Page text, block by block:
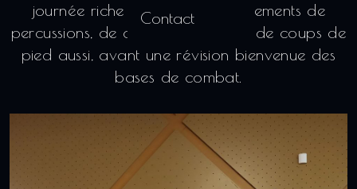
Contact
journée riche à base d'enchaînements de
percussions, de clés et de finitions, de coups de
pied aussi, avant une révision bienvenue des
bases de combat.